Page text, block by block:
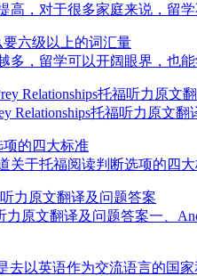
高，对于很多家庭来说，留
六级以上的词汇量
多，留学可以开阔眼界，也
Relationships托福听力原文
Relationships托福听力原
的四大标准
关于托福阅读判断选项的四
听力原文翻译及问题答案
力原文翻译及问题答案一、
去以英语作为交流语言的国